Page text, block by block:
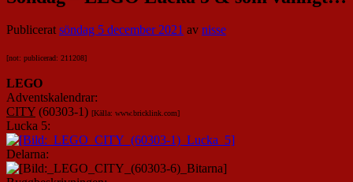
Publiceratsöndag 5 december 2021 av nisse
[not: publicerad: 211208]
LEGO
Adventskalendrar:
CITY (60303-1) [Källa: www.bricklink.com]
Lucka 5:
Delarna: